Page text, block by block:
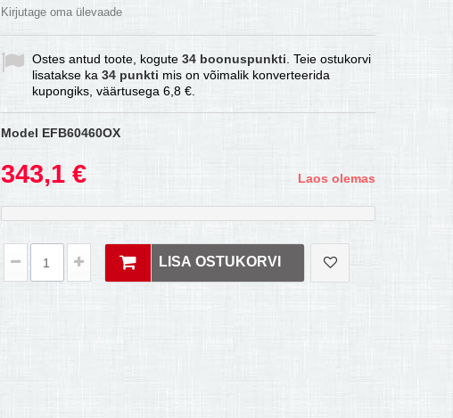
Kirjutage oma ülevaade
Ostes antud toote, kogute 34 boonuspunkti . Teie ostukorvi
lisatakse ka 34 punkti mis on võimalik konverteerida
kupongiks, väärtusega 6,8 €
Model EFB60460OX
343,1 € Laos olemas
LISA OSTUKORVI